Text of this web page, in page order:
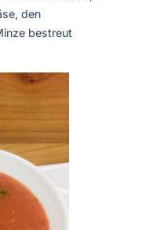
den
bestreut